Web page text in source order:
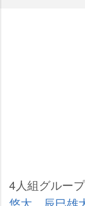
4人組グループ
悠太、 辰巳雄